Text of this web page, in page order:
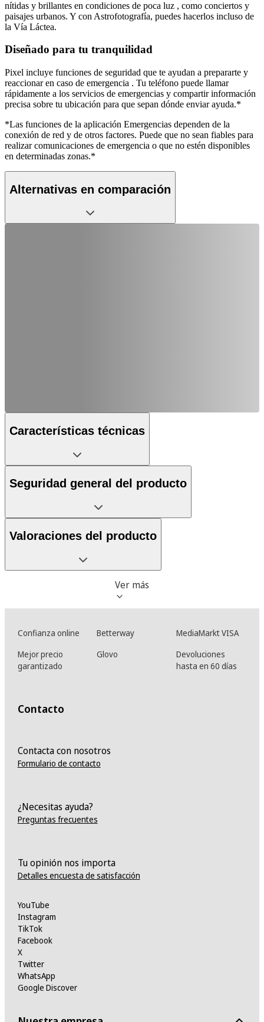
nítidas y brillantes en condiciones de poca luz , como conciertos y
paisajes urbanos. Y con Astrofotografía, puedes hacerlos incluso de
la Vía Láctea.
Diseñado para tu tranquilidad
Pixel incluye funciones de seguridad que te ayudan a prepararte y
reaccionar en caso de emergencia . Tu teléfono puede llamar
rápidamente a los servicios de emergencias y compartir información
precisa sobre tu ubicación para que sepan dónde enviar ayuda.*
*Las funciones de la aplicación Emergencias dependen de la
conexión de red y de otros factores. Puede que no sean fiables para
realizar comunicaciones de emergencia o que no estén disponibles
en determinadas zonas.*
Alternativas en comparación
Características técnicas
Seguridad general del producto
Valoraciones del producto
Ver más
Confianza online Betterway
MediaMarkt VISA
Mejor precio
garantizado
Glovo
Devoluciones
hasta en 60 días
Contacto
Contacta con nosotros
Formulario de contacto
¿Necesitas ayuda?
Preguntas frecuentes
Tu opinión nos importa
Detalles encuesta de satisfacción
YouTube
Instagram
TikTok
Facebook
X
Twitter
WhatsApp
Google Discover